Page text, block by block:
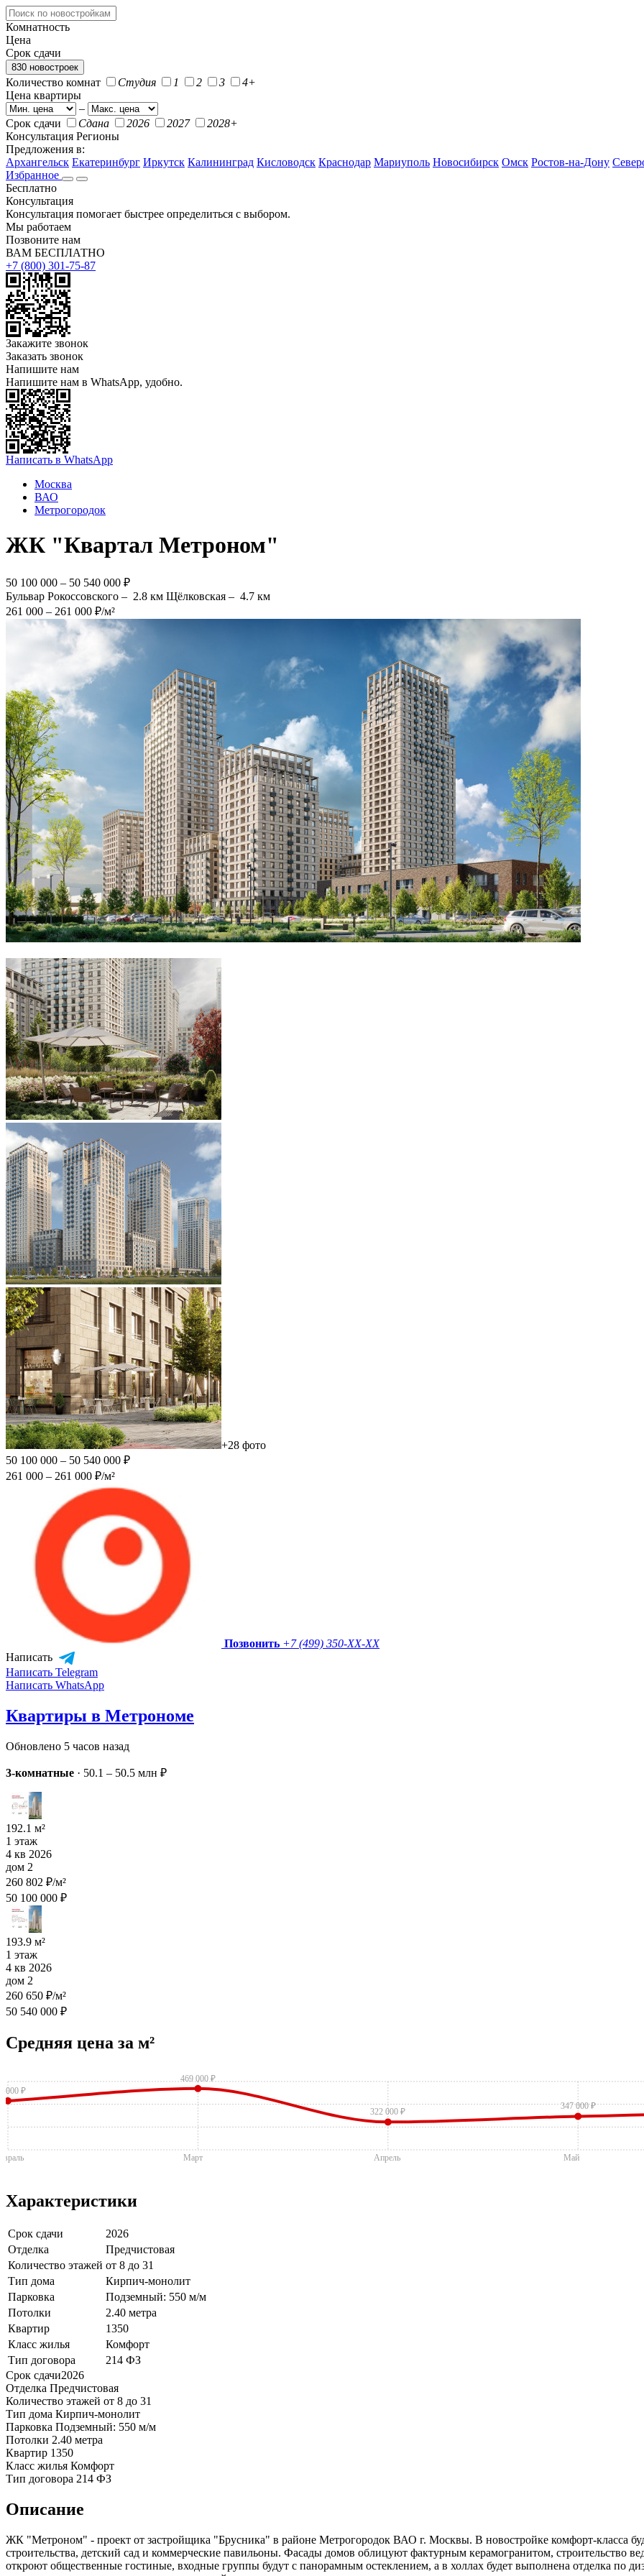
Комнатность
Цена
Срок сдачи
830 новостроек
Количество комнат Студия 1 2 3
4+
Цена квартиры
–
Срок сдачи
Сдана 2026 2027
2028+
Консультация Регионы
Предложения в:
Архангельск Екатеринбург Иркутск Калининград Кисловодск Краснодар Мариуполь Новосибирск Омск Ростов-на-Дону
Избранное
Бесплатно
Консультация
Консультация помогает быстрее определиться с выбором.
Мы работаем
Позвоните нам
ВАМ БЕСПЛАТНО
+7 (800) 301-75-87
Закажите звонок
Заказать звонок
Напишите нам
Напишите нам в WhatsApp, удобно.
Написать в WhatsApp
Москва
ВАО
Метрогородок
ЖК "Квартал Метроном"
50 100 000 – 50 540 000 ₽
Бульвар Рокоссовского – 2.8 км Щёлковская – 4.7 км
261 000 – 261 000 ₽/м²
+28 фото
50 100 000 – 50 540 000 ₽
261 000 – 261 000 ₽/м²
Позвонить +7 (499) 350-XX-XX
Написать
Написать Telegram
Написать WhatsApp
Квартиры в Метрономе
Обновлено 5 часов назад
3-комнатные · 50.1 – 50.5 млн ₽
192.1 м²
1 этаж
4 кв 2026
дом 2
260 802 ₽/м²
50 100 000 ₽
193.9 м²
1 этаж
4 кв 2026
дом 2
260 650 ₽/м²
50 540 000 ₽
Средняя цена за м²
000 ₽
469 000 ₽
322 000 ₽
347 000 ₽
Март Апрель Май
Характеристики
Срок сдачи
2026
Отделка
Предчистовая
Количество этажей от 8 до 31
Тип дома
Кирпич-монолит
Парковка
Подземный: 550 м/м
Потолки
2.40 метра
Квартир
1350
Класс жилья
Комфорт
Тип договора
214 ФЗ
Срок сдачи2026
Отделка Предчистовая
Количество этажей от 8 до 31
Тип дома Кирпич-монолит
Парковка Подземный: 550 м/м
Потолки 2.40 метра
Квартир 1350
Класс жилья Комфорт
Тип договора 214 ФЗ
Описание
ЖК "Метроном" - проект от застройщика "Брусника" в районе Метрогородок ВАО г. Москвы. В новостройке комфорт-класса
строительства, детский сад и коммерческие павильоны. Фасады домов облицуют фактурным керамогранитом, строительство
откроют общественные гостиные, входные группы будут с панорамным остеклением, а в холлах будет выполнена отделка по